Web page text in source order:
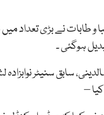
و طابات نے بڑی تعداد
ہوگئی ۔
سابق سنیٹر نوابزادہ
–